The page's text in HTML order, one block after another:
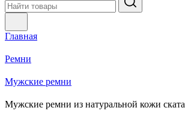
Главная
Ремни
Мужские ремни
Мужские ремни из натуральной кожи ската